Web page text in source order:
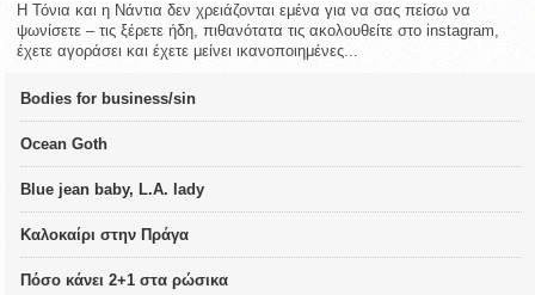
Η Τόνια και η Νάντια δεν χρειάζονται εμένα για να σας πείσω να
ψωνίσετε – τις ξέρετε ήδη, πιθανότατα τις ακολουθείτε στο instagram,
έχετε αγοράσει και έχετε μείνει ικανοποιημένες...
Bodies for business/sin
Ocean Goth
Blue jean baby, L.A. lady
Καλοκαίρι στην Πράγα
Πόσο κάνει 2+1 στα ρώσικα